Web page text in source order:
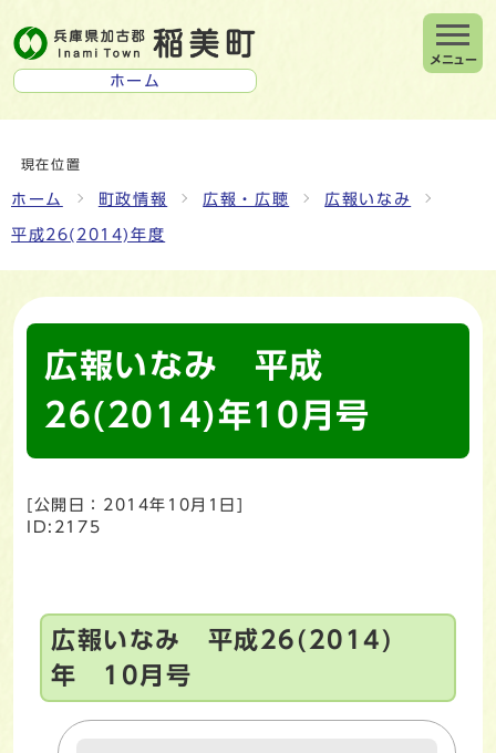
ホーム
メニュー
現在位置
ホーム 町政情報 広報・広聴 広報いなみ
平成26(2014)年度
広報いなみ 平成
26(2014)年10月号
[公開日： 2014年10月1日 ]
ID:2175
広報いなみ 平成26(2014)
年 10月号